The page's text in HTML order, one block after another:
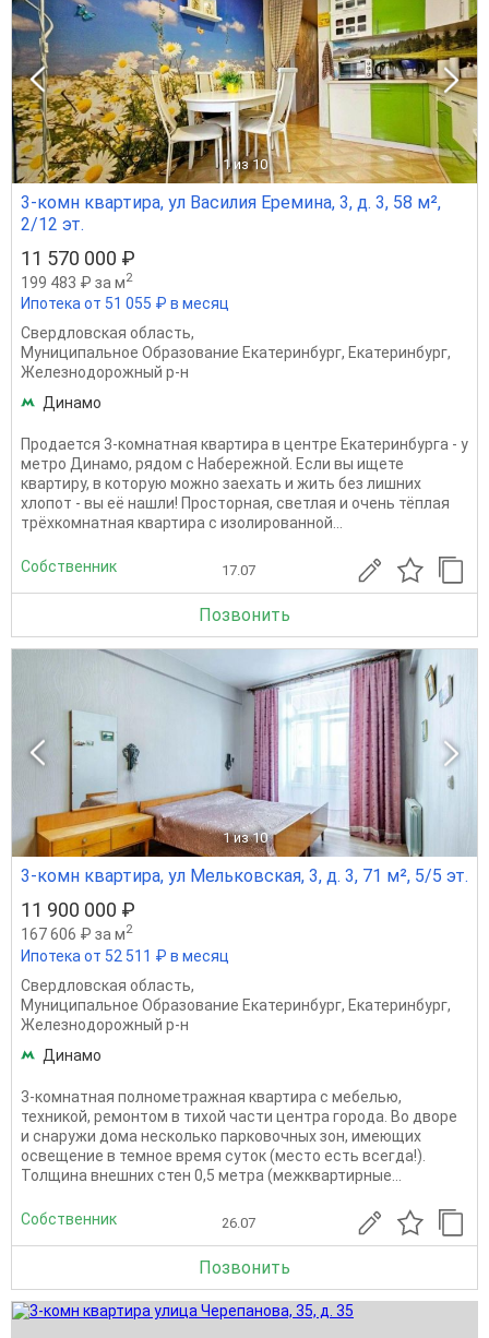
1 из 10
3-комн квартира, ул Василия Еремина, 3, д. 3, 58 м²,
2/12 эт.
11 570 000 ₽
199 483 ₽ за м2
Ипотека от 51 055 ₽ в месяц
Свердловская область,
Муниципальное Образование Екатеринбург, Екатеринбург,
Железнодорожный р-н
Динамо
Продается 3-комнатная квартира в центре Екатеринбурга - у
метро Динамо, рядом с Набережной. Если вы ищете
квартиру, в которую можно заехать и жить без лишних
хлопот - вы её нашли! Просторная, светлая и очень тёплая
трёхкомнатная квартира с изолированной...
Собственник 17.07
Позвонить
1 из 10
3-комн квартира, ул Мельковская, 3, д. 3, 71 м², 5/5 эт.
11 900 000 ₽
167 606 ₽ за м2
Ипотека от 52 511 ₽ в месяц
Свердловская область,
Муниципальное Образование Екатеринбург, Екатеринбург,
Железнодорожный р-н
Динамо
3-комнатная полнометражная квартира с мебелью,
техникой, ремонтом в тихой части центра города. Во дворе
и снаружи дома несколько парковочных зон, имеющих
освещение в темное время суток (место есть всегда!).
Толщина внешних стен 0,5 метра (межквартирные...
Собственник 26.07
Позвонить